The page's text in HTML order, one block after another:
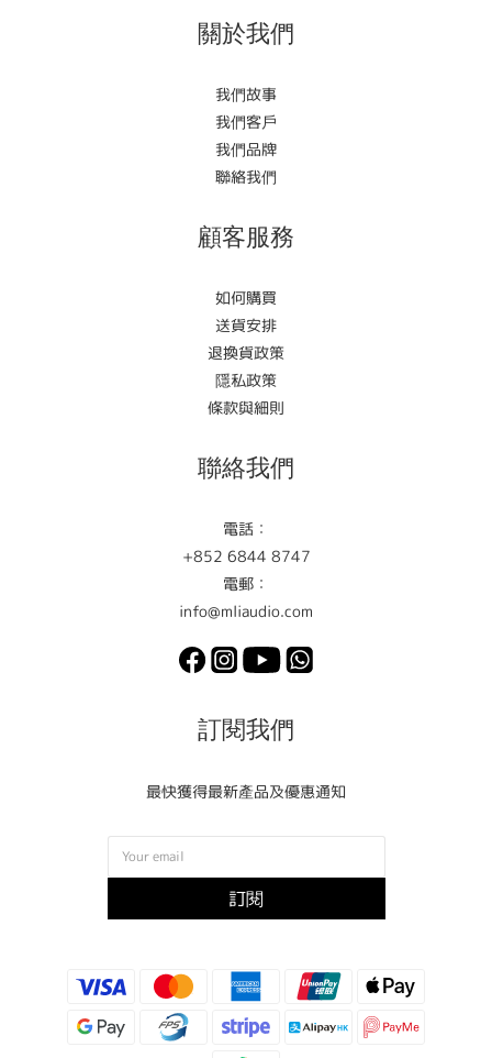
關於我們
我們故事
我們客戶
我們品牌
聯絡我們
顧客服務
如何購買
送貨安排
退換貨政策
隱私政策
條款與細則
聯絡我們
電話：
+852 6844 8747
電郵：
info@mliaudio.com
訂閱我們
最快獲得最新產品及優惠通知
訂閱